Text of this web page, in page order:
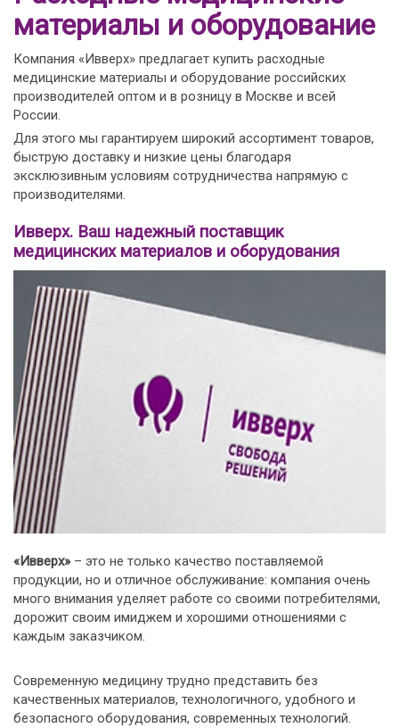
материалы и оборудование
Компания «Ивверх» предлагает купить расходные
медицинские материалы и оборудование российских
производителей оптом и в розницу в Москве и всей
России.
Для этого мы гарантируем широкий ассортимент товаров,
быструю доставку и низкие цены благодаря
эксклюзивным условиям сотрудничества напрямую с
производителями.
Ивверх. Ваш надежный поставщик
медицинских материалов и оборудования
«Ивверх»– это не только качество поставляемой
продукции, но и отличное обслуживание: компания очень
много внимания уделяет работе со своими потребителями,
дорожит своим имиджем и хорошими отношениями с
каждым заказчиком.
Современную медицину трудно представить без
качественных материалов, технологичного, удобного и
безопасного оборудования, современных технологий.